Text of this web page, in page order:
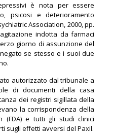
è nota per essere
psicosi e deterioramento
Association, 2000, pp.
indotta da farmaci
giorno di assunzione del
se stesso e i suoi due
autorizzato dal tribunale a
di documenti della casa
dei registri sigillata della
la corrispondenza della
(FDA) e tutti gli studi clinici
sugli effetti avversi del Paxil.